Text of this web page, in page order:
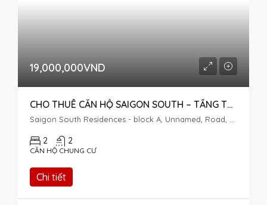
19,000,000VND
CHO THUÊ CĂN HỘ SAIGON SOUTH – TẦNG TRUNG – 2PN
2 2
CĂN HỘ CHUNG CƯ
Chi tiết